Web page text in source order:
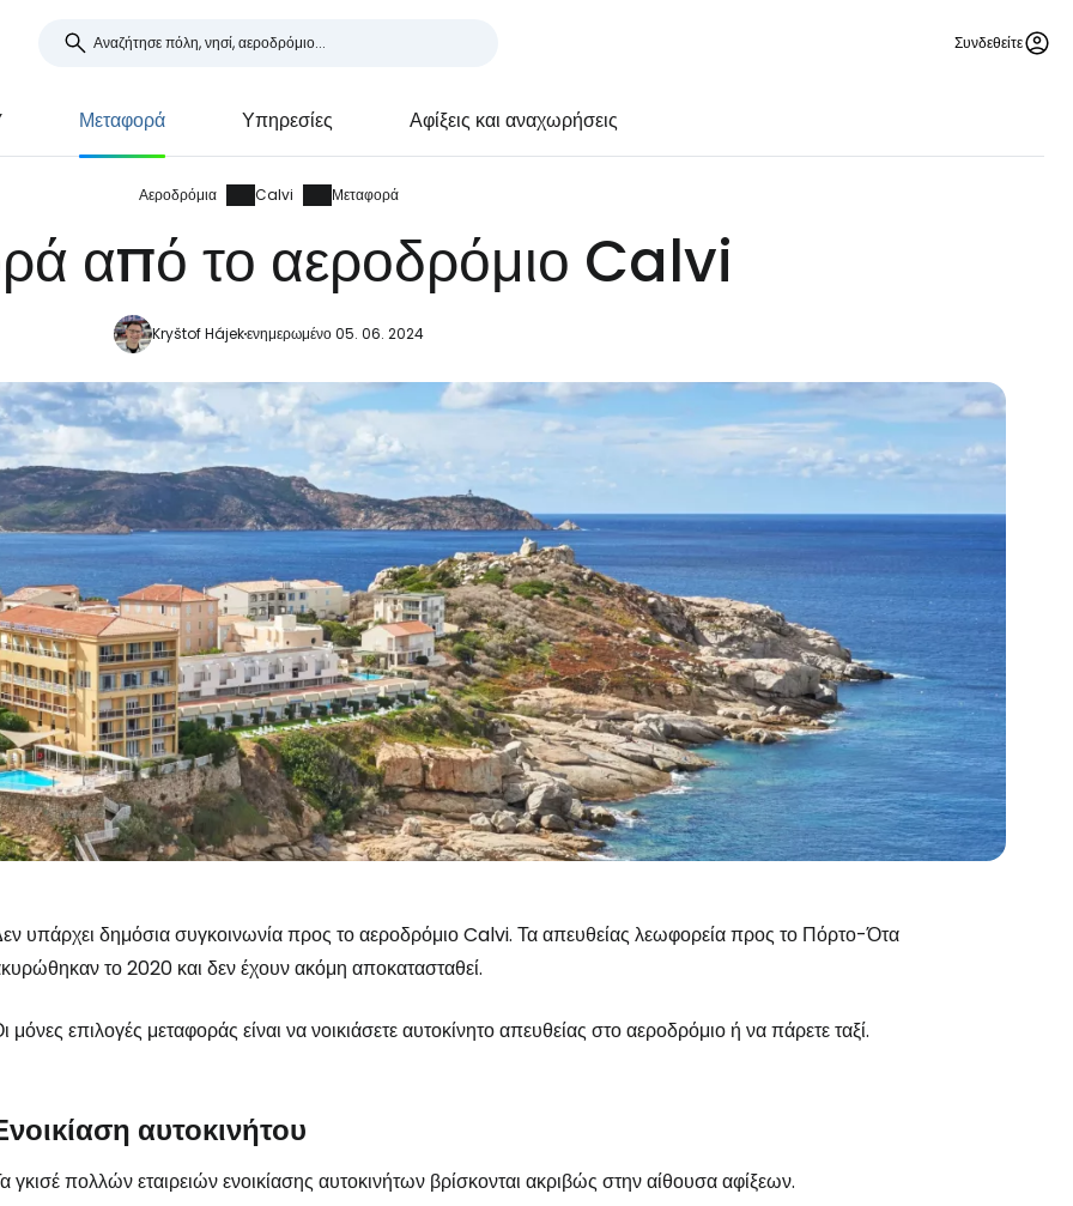
Συνδεθείτε
Μεταφορά Υπηρεσίες Αφίξεις και αναχωρήσεις
Αεροδρόμια Calvi Μεταφορά
από το αεροδρόμιο Calvi
Kryštof Hájekενημερωμένο 05. 06. 2024
υπάρχει δημόσια συγκοινωνία προς το αεροδρόμιο Calvi. Τα απευθείας λεωφορεία προς το Πόρτο-Ότα
το 2020 και δεν έχουν ακόμη αποκατασταθεί.
μόνες επιλογές μεταφοράς είναι να νοικιάσετε αυτοκίνητο απευθείας στο αεροδρόμιο ή να πάρετε ταξί.
αυτοκινήτου
γκισέ πολλών εταιρειών ενοικίασης αυτοκινήτων βρίσκονται ακριβώς στην αίθουσα αφίξεων.
Συνδεθείτε στο Cestee
Συνεχίστε με την Google